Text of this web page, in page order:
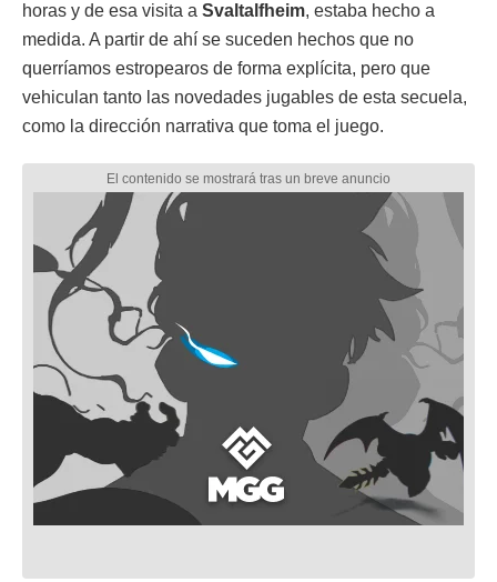
horas y de esa visita a Svaltalfheim, estaba hecho a
medida. A partir de ahí se suceden hechos que no
querríamos estropearos de forma explícita, pero que
vehiculan tanto las novedades jugables de esta secuela,
como la dirección narrativa que toma el juego.